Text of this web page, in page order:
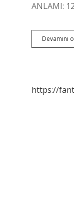
ANLAMI:
Devamını
https://